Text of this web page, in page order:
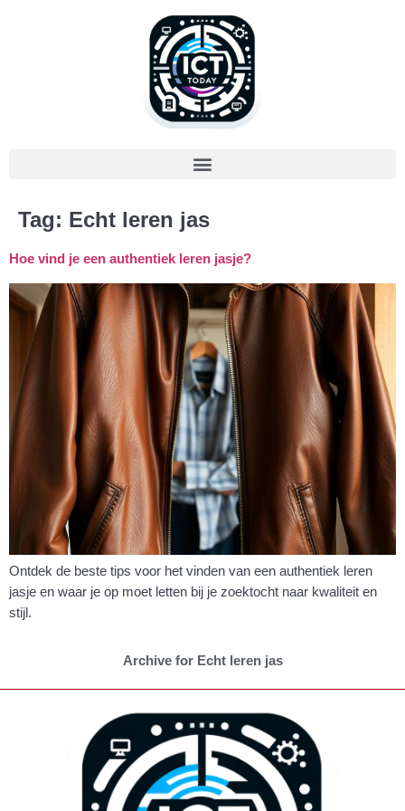
Tag: Echt leren jas
Hoe vind je een authentiek leren jasje?
Ontdek de beste tips voor het vinden van een authentiek leren
jasje en waar je op moet letten bij je zoektocht naar kwaliteit en
stijl.
Archive for Echt leren jas